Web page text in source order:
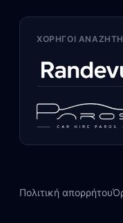
ΧΟΡΗΓΟΊ
Πολιτική απορρήτου